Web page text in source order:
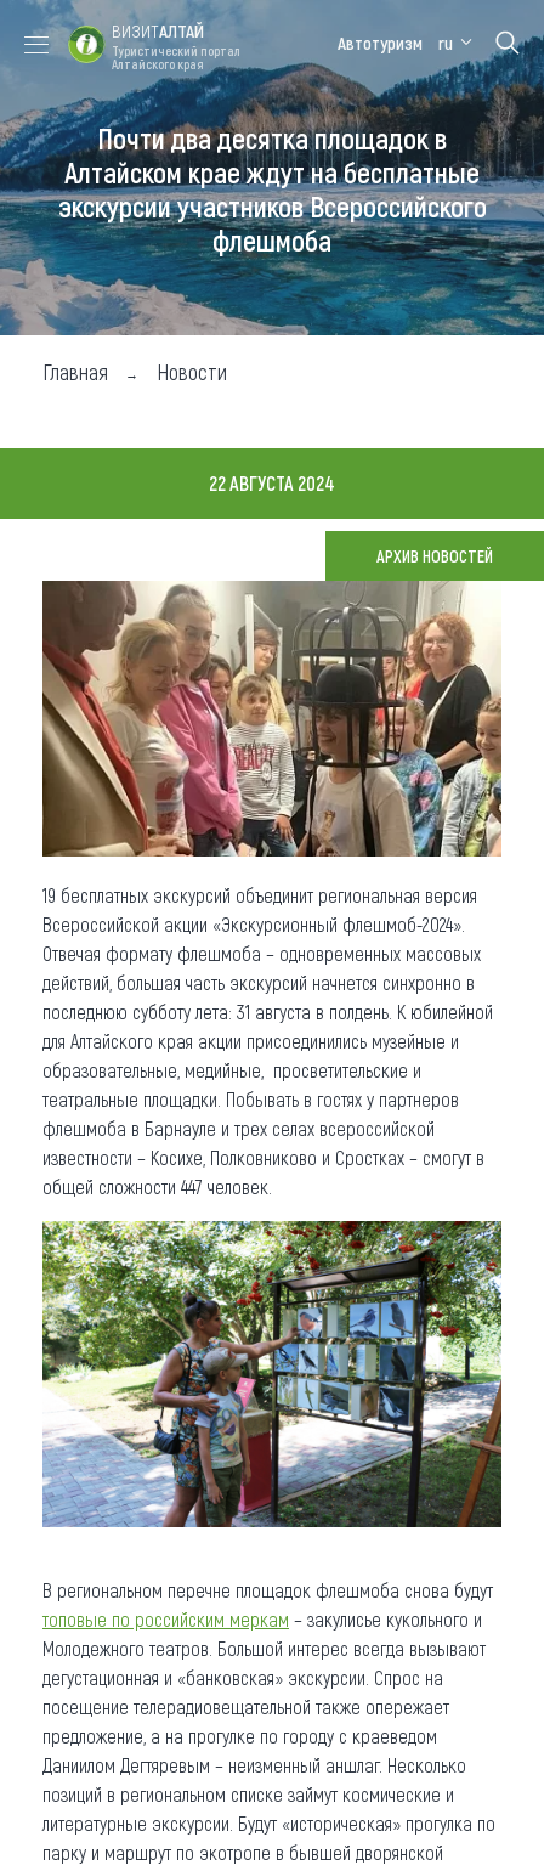
Форум VISIT
ALTAI
Цветение
маральника
Медицинский
форум
Алтайская
зимовка
Туры
Где побывать
Чем заняться
Где остановиться
Что привезти (сувениры)
О регионе
Коллекция впечатлений
Другие рубрики
ВИЗИТАЛТАЙ
Туристический портал
Алтайского края
Автотуризм ru
Почти два десятка площадок в
Алтайском крае ждут на бесплатные
экскурсии участников Всероссийского
флешмоба
Главная Новости
22 АВГУСТА 2024
АРХИВ НОВОСТЕЙ
19 бесплатных экскурсий объединит региональная версия
Всероссийской акции «Экскурсионный флешмоб-2024».
Отвечая формату флешмоба – одновременных массовых
действий, большая часть экскурсий начнется синхронно в
последнюю субботу лета: 31 августа в полдень. К юбилейной
для Алтайского края акции присоединились музейные и
образовательные, медийные, просветительские и
театральные площадки. Побывать в гостях у партнеров
флешмоба в Барнауле и трех селах всероссийской
известности – Косихе, Полковниково и Сростках – смогут в
общей сложности 447 человек.
В региональном перечне площадок флешмоба снова будут
топовые по российским меркам – закулисье кукольного и
Молодежного театров. Большой интерес всегда вызывают
дегустационная и «банковская» экскурсии. Спрос на
посещение телерадиовещательной также опережает
предложение, а на прогулке по городу с краеведом
Даниилом Дегтяревым – неизменный аншлаг. Несколько
позиций в региональном списке займут космические и
литературные экскурсии. Будут «историческая» прогулка по
парку и маршрут по экотропе в бывшей дворянской